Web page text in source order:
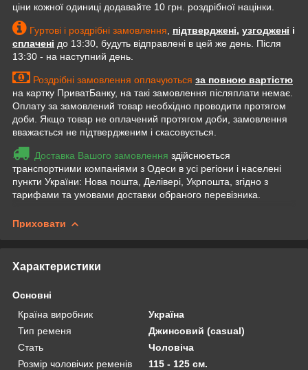
ціни кожної одиниці додавайте 10 грн. роздрібної націнки.
Гуртові і роздрібні замовлення підтверджені, узгоджені і
сплачені до 13:30, будуть відправлені в цей же день. Після
13:30 - на наступний день.
Роздрібні замовлення оплачуються за повною вартістю
на картку ПриватБанку, на такі замовлення післяплати немає.
Оплату за замовлений товар необхідно проводити протягом
доби. Якщо товар не оплачений протягом доби, замовлення
вважається не підтвердженим і скасовується.
Доставка Вашого замовлення здійснюється
транспортними компаніями з Одеси в усі регіони і населені
пункти України: Нова пошта, Делівері, Укрпошта, згідно з
тарифами та умовами доставки обраного перевізника.
Приховати
Характеристики
Основні
Країна виробник
Україна
Тип ременя
Джинсовий (casual)
Стать
Чоловіча
Розмір чоловічих ременів
115 - 125 см.